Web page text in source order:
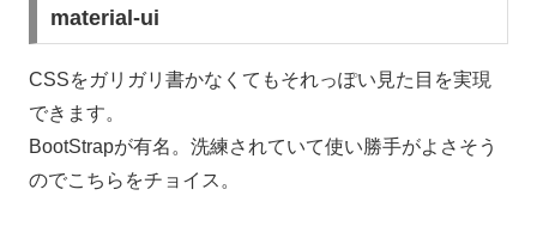
material-ui
CSSをガリガリ書かなくてもそれっぽい見た目を実現
できます。
BootStrapが有名。洗練されていて使い勝手がよさそう
のでこちらをチョイス。